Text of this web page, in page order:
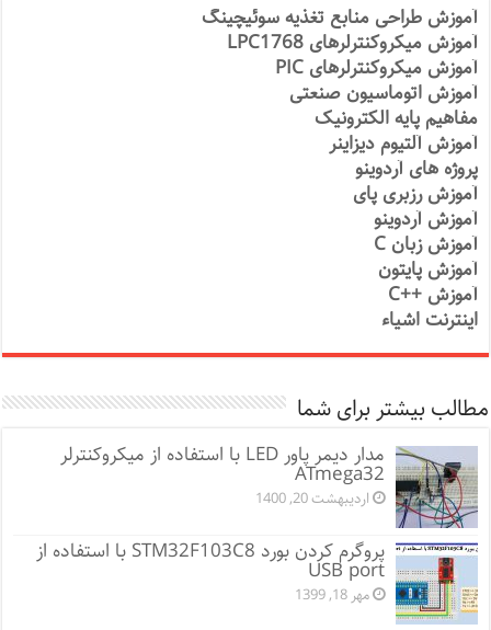
آموزش طراحی منابع تغذیه سوئیچینگ
آموزش میکروکنترلرهای LPC1768
آموزش میکروکنترلرهای PIC
آموزش اتوماسیون صنعتی
مفاهیم پایه الکترونیک
آموزش آلتیوم دیزاینر
پروژه های آردوینو
آموزش رزبری پای
آموزش آردوینو
آموزش زبان C
آموزش پایتون
آموزش ++C
اینترنت اشیاء
مطالب بیشتر برای شما
مدار دیمر پاور LED با استفاده از میکروکنترلر
ATmega32
اردیبهشت 20, 1400
پروگرم کردن بورد STM32F103C8 با استفاده از
USB port
مهر 18, 1399